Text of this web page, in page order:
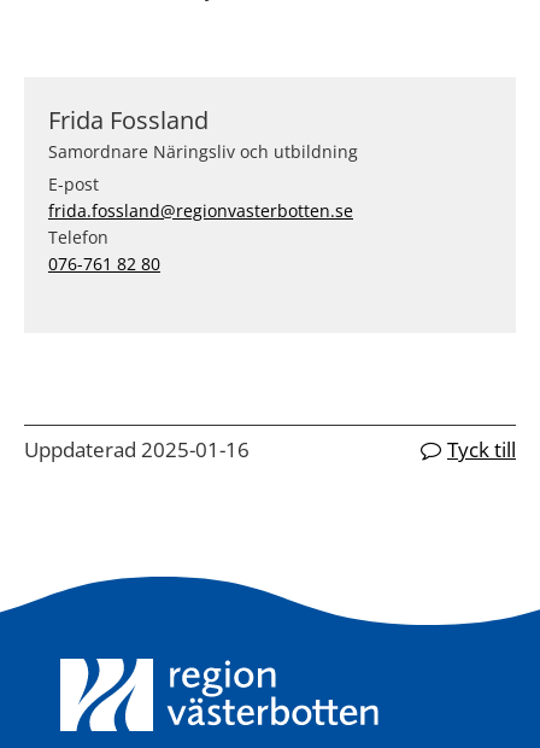
Frida Fossland
Samordnare Näringsliv och utbildning
E-post
frida.fossland@regionvasterbotten.se
Telefon
076-761 82 80
Uppdaterad 2025-01-16 Tyck till